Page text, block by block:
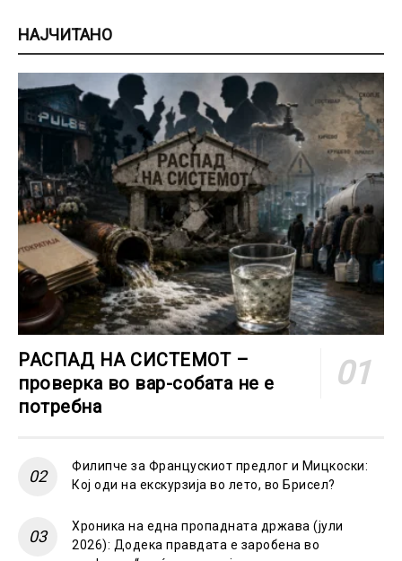
НАЈЧИТАНО
РАСПАД НА СИСТЕМОТ –
проверка во вар-собата не е
потребна
Филипче за Францускиот предлог и Мицкоски:
Кој оди на екскурзија во лето, во Брисел?
Хроника на една пропадната држава (јули
2026): Додека правдата е заробена во